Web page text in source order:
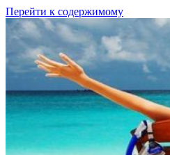
Перейти к содержимому